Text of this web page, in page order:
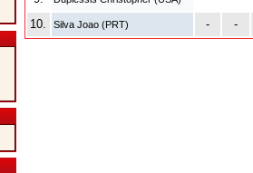
10.
Silva Joao (PRT) - -